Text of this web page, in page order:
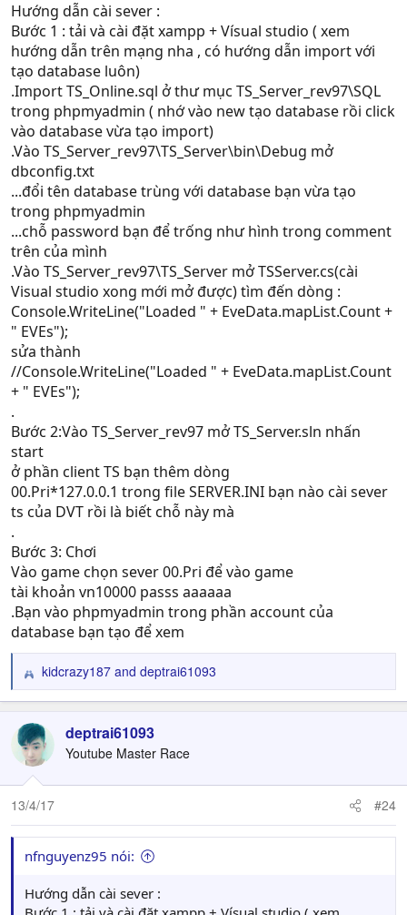
Hướng dẫn cài sever :
Bước 1 : tải và cài đặt xampp + Vísual studio ( xem
hướng dẫn trên mạng nha , có hướng dẫn import với
tạo database luôn)
.Import TS_Online.sql ở thư mục TS_Server_rev97\SQL
trong phpmyadmin ( nhớ vào new tạo database rồi click
vào database vừa tạo import)
.Vào TS_Server_rev97\TS_Server\bin\Debug mở
dbconfig.txt
...đổi tên database trùng với database bạn vừa tạo
trong phpmyadmin
...chỗ password bạn để trống như hình trong comment
trên của mình
.Vào TS_Server_rev97\TS_Server mở TSServer.cs(cài
Visual studio xong mới mở được) tìm đến dòng :
Console.WriteLine("Loaded " + EveData.mapList.Count +
" EVEs");
sửa thành
//Console.WriteLine("Loaded " + EveData.mapList.Count
+ " EVEs");
.
Bước 2:Vào TS_Server_rev97 mở TS_Server.sln nhấn
start
ở phần client TS bạn thêm dòng
00.Pri*127.0.0.1 trong file SERVER.INI bạn nào cài sever
ts của DVT rồi là biết chỗ này mà
.
Bước 3: Chơi
Vào game chọn sever 00.Pri để vào game
tài khoản vn10000 passs aaaaaa
.Bạn vào phpmyadmin trong phần account của
database bạn tạo để xem
R
e
c
t
i
o
n
:
kidcrazy187 and deptrai61093
deptrai61093
Youtube Master Race
13/4/17 #24
nfnguyenz95 nói:
Hướng dẫn cài sever :